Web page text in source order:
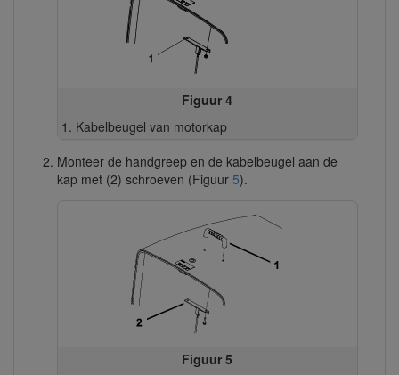
Figuur 4
Kabelbeugel van motorkap
Monteer de handgreep en de kabelbeugel aan de
kap met (2) schroeven (Figuur 5).
Figuur 5